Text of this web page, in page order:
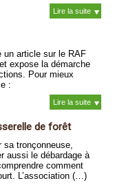
Lire la suite
un article sur le RAF
expose la démarche
Pour mieux
:
Lire la suite
de forêt
sa tronçonneuse,
aussi le débardage à
comment
L’association (…)